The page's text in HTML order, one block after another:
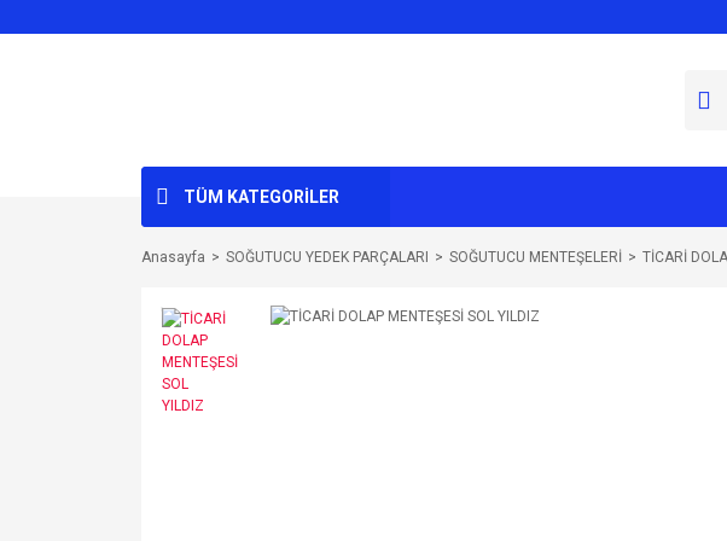
TÜM KATEGORİLER
Anasayfa SOĞUTUCU YEDEK PARÇALARI SOĞUTUCU MENTEŞELERİ TİCARİ